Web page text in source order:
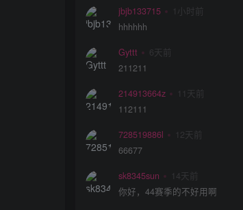
jbjb133715 1小时前
hhhhhh
Gyttt 6天前
211211
214913664z 11天前
112111
728519886l 12天前
66677
sk8345sun 14天前
你好，44赛季的不好用啊